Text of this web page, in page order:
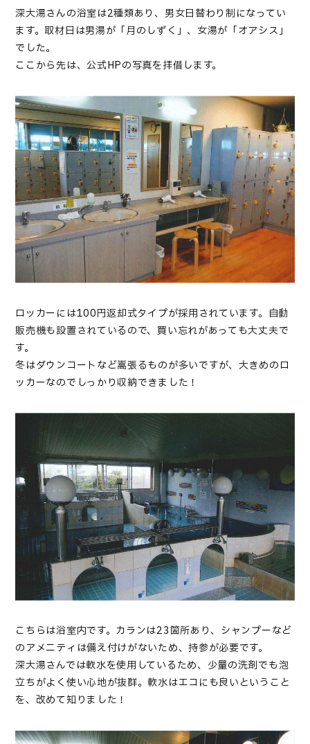
深大湯さんの浴室は2種類あり、男女日替わり制になってい
ます。取材日は男湯が「月のしずく」、女湯が「オアシス」
でした。
ここから先は、公式HPの写真を拝借します。
ロッカーには100円返却式タイプが採用されています。自動
販売機も設置されているので、買い忘れがあっても大丈夫で
す。
冬はダウンコートなど嵩張るものが多いですが、大きめのロ
ッカーなのでしっかり収納できました！
こちらは浴室内です。カランは23箇所あり、シャンプーなど
のアメニティは備え付けがないため、持参が必要です。
深大湯さんでは軟水を使用しているため、少量の洗剤でも泡
立ちがよく使い心地が抜群。軟水はエコにも良いということ
を、改めて知りました！